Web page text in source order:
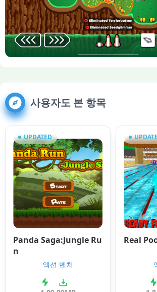
사용자도 본 항목
UPDATED
Panda Saga:Jungle Ru
n
액션 벤처
Real